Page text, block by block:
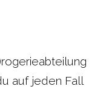
auf jeden Fall